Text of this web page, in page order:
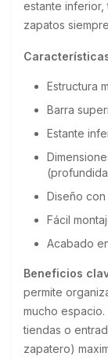
estante
zapatos
Estructura
Barra
Estante
Diseño
Fácil
Acabado
Beneficios
permite
mucho
tiendas o
zapatero)